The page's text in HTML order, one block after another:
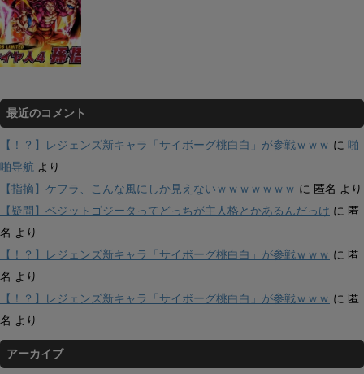
最近のコメント
【！？】レジェンズ新キャラ「サイボーグ桃白白」が参戦ｗｗｗ に 啪
啪导航 より
【指摘】ケフラ、こんな風にしか見えないｗｗｗｗｗｗｗ に 匿名 より
【疑問】ベジットゴジータってどっちが主人格とかあるんだっけ に 匿
名 より
【！？】レジェンズ新キャラ「サイボーグ桃白白」が参戦ｗｗｗ に 匿
名 より
【！？】レジェンズ新キャラ「サイボーグ桃白白」が参戦ｗｗｗ に 匿
名 より
アーカイブ